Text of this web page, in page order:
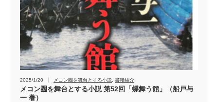
2025/1/20 メコン圏を舞台とする小説 書籍紹介
メコン圏を舞台とする小説 第52回「蝶舞う館」（船戸与
一 著）